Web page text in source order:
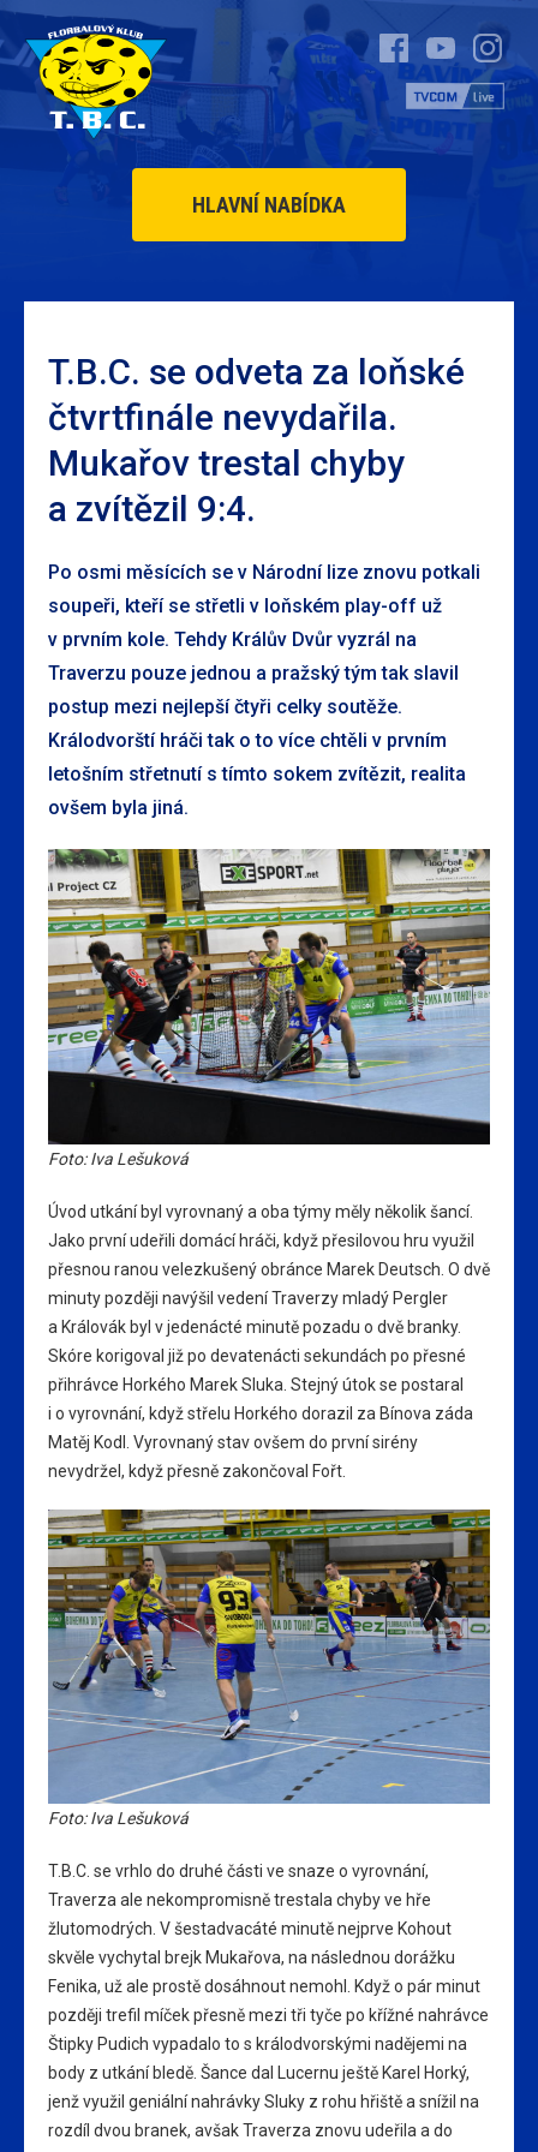
HLAVNÍ NABÍDKA
T.B.C. se odveta za loňské
čtvrtfinále nevydařila.
Mukařov trestal chyby
a zvítězil 9:4.
Po osmi měsících se v Národní lize znovu potkali
soupeři, kteří se střetli v loňském play-off už
v prvním kole. Tehdy Králův Dvůr vyzrál na
Traverzu pouze jednou a pražský tým tak slavil
postup mezi nejlepší čtyři celky soutěže.
Králodvorští hráči tak o to více chtěli v prvním
letošním střetnutí s tímto sokem zvítězit, realita
ovšem byla jiná.
Foto: Iva Lešuková
Úvod utkání byl vyrovnaný a oba týmy měly několik šancí.
Jako první udeřili domácí hráči, když přesilovou hru využil
přesnou ranou velezkušený obránce Marek Deutsch. O dvě
minuty později navýšil vedení Traverzy mladý Pergler
a Královák byl v jedenácté minutě pozadu o dvě branky.
Skóre korigoval již po devatenácti sekundách po přesné
přihrávce Horkého Marek Sluka. Stejný útok se postaral
i o vyrovnání, když střelu Horkého dorazil za Bínova záda
Matěj Kodl. Vyrovnaný stav ovšem do první sirény
nevydržel, když přesně zakončoval Fořt.
Foto: Iva Lešuková
T.B.C. se vrhlo do druhé části ve snaze o vyrovnání,
Traverza ale nekompromisně trestala chyby ve hře
žlutomodrých. V šestadvacáté minutě nejprve Kohout
skvěle vychytal brejk Mukařova, na následnou dorážku
Fenika, už ale prostě dosáhnout nemohl. Když o pár minut
později trefil míček přesně mezi tři tyče po křížné nahrávce
Štipky Pudich vypadalo to s králodvorskými nadějemi na
body z utkání bledě. Šance dal Lucernu ještě Karel Horký,
jenž využil geniální nahrávky Sluky z rohu hřiště a snížil na
rozdíl dvou branek, avšak Traverza znovu udeřila a do